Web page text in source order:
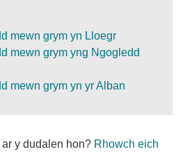
mewn grym yn Lloegr
mewn grym yng Ngogledd
mewn grym yn yr Alban
ar y dudalen hon? Rhowch eich